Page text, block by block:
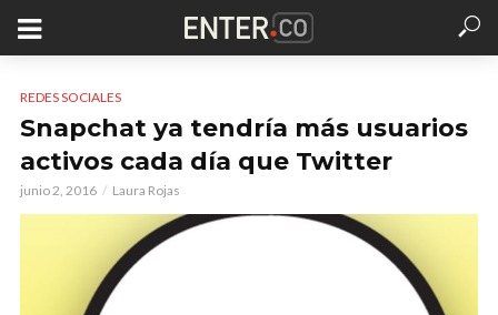
REDES SOCIALES
Snapchat ya tendría más usuarios
activos cada día que Twitter
junio 2, 2016 Laura Rojas